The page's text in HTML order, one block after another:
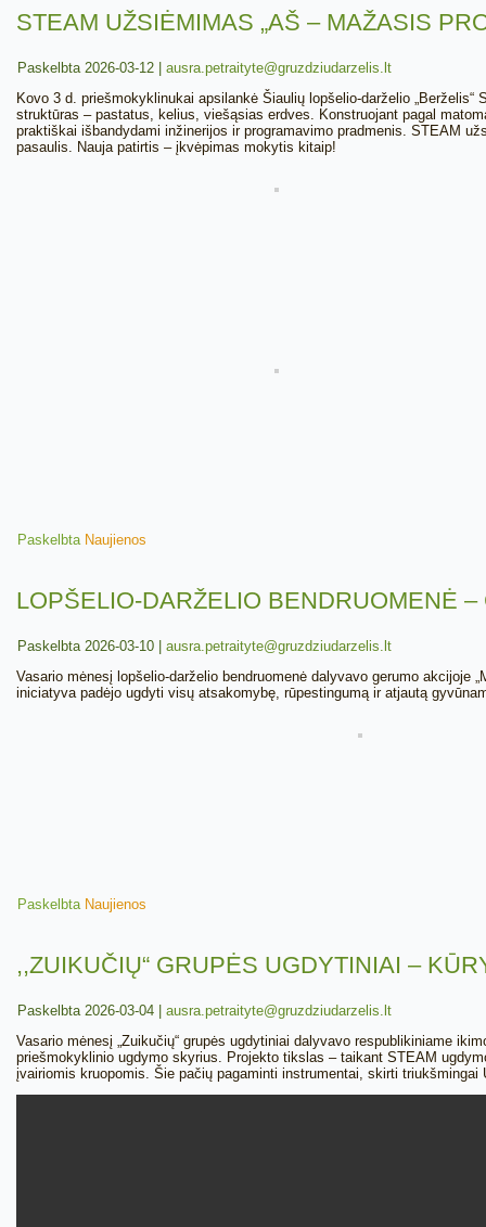
STEAM UŽSIĖMIMAS „AŠ – MAŽASIS
Paskelbta 2026-03-12
ausra.petraityte@gruzdziudarzelis.lt
Kovo 3 d. priešmokyklinukai apsilankė Šiaulių lopšelio-darželio
struktūras – pastatus, kelius, viešąsias erdves. Konstruojant pagal
praktiškai išbandydami inžinerijos ir programavimo pradmenis. STEAM
pasaulis. Nauja patirtis – įkvėpimas mokytis kitaip!
Paskelbta Naujienos
LOPŠELIO-DARŽELIO BENDRUOMENĖ
Paskelbta 2026-03-10
ausra.petraityte@gruzdziudarzelis.lt
Vasario mėnesį lopšelio-darželio bendruomenė dalyvavo gerumo
iniciatyva padėjo ugdyti visų atsakomybę, rūpestingumą ir atjautą
Paskelbta Naujienos
,,ZUIKUČIŲ“ GRUPĖS UGDYTINIAI –
Paskelbta 2026-03-04
ausra.petraityte@gruzdziudarzelis.lt
Vasario mėnesį „Zuikučių“ grupės ugdytiniai dalyvavo respublikiniame
priešmokyklinio ugdymo skyrius. Projekto tikslas – taikant STEAM
įvairiomis kruopomis. Šie pačių pagaminti instrumentai, skirti